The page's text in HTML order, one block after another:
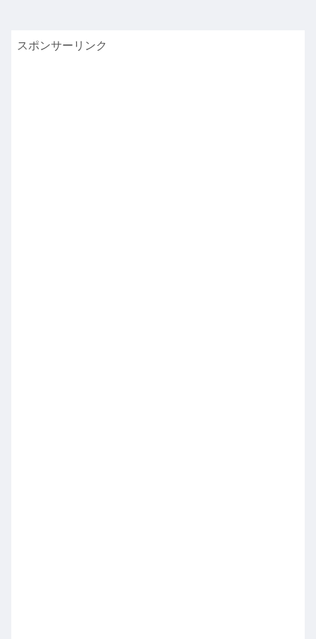
スポンサーリンク